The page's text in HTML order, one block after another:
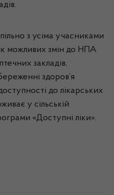
з усіма учасниками
можливих змін до НПА
закладів,
здоров’я
до лікарських
у сільській
«Доступні ліки».